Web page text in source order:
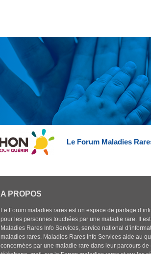
Le Forum Maladies
A PROPOS
Le Forum maladies rares est un espace de partage
pour les personnes touchées par une maladie rare. Il
Maladies Rares Info Services, service national
maladies rares. Maladies Rares Info Services aide au
concernées par une maladie rare dans leur parcours de